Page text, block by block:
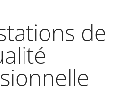
de